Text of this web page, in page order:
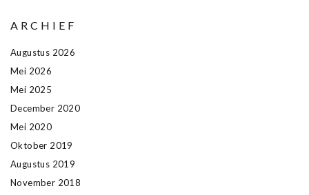
ARCHIEF
Augustus 2026
Mei 2026
Mei 2025
December 2020
Mei 2020
Oktober 2019
Augustus 2019
November 2018